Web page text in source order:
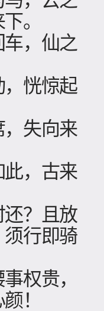
。
，仙之
恍惊起
失向来
，古来
？且放
须行即骑
权贵，
！